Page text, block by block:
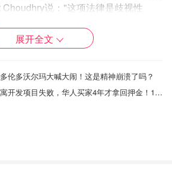
说："这项法律是歧视性
，有17.3万生活在加拿大的加拿大公
给他们的孩子加拿大公民身份，就像
人一样。Choudhry说，目前的公民
展开全文
伦多沃尔玛大喊大闹！这是精神崩溃了吗？
多伦多一老年公寓开发项目失败，华人买家4年才拿回押金！120人等待退还约1500万加币的押金！